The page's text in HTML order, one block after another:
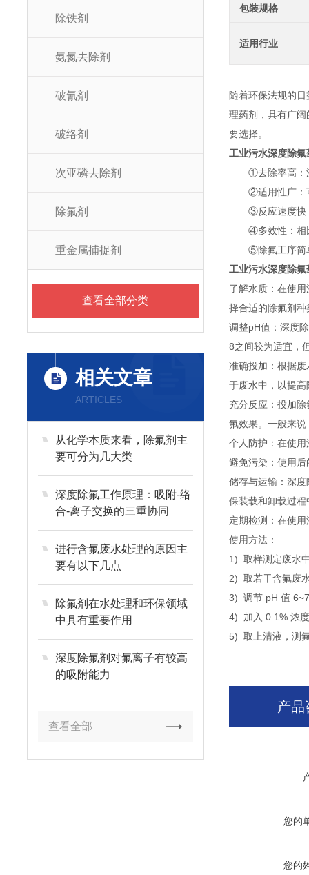
除铁剂
氨氮去除剂
破氰剂
破络剂
次亚磷去除剂
除氟剂
重金属捕捉剂
查看全部分类
相关文章
ARTICLES
从化学本质来看，除氟剂主
要可分为几大类
深度除氟工作原理：吸附-络
合-离子交换的三重协同
进行含氟废水处理的原因主
要有以下几点
除氟剂在水处理和环保领域
中具有重要作用
深度除氟剂对氟离子有较高
的吸附能力
查看全部
包装规格
适用行业
随着环保法规的
理药剂，具有广
要选择。
工业污水深度除氟
①去除率高：深
②适用性广：可
③反应速度快：
④多效性：相比
⑤除氟工序简单
工业污水深度除氟
了解水质：在使
择合适的除氟剂
调整pH值：深度
8之间较为适宜，
准确投加：根据
于废水中，以提
充分反应：投加
氟效果。一般来
个人防护：在使
避免污染：使用
储存与运输：深
保装载和卸载过
定期检测：在使
使用方法：
1) 取样测定废水
2) 取若干含氟废
3) 调节 pH 值
4) 加入 0.1% 浓
5) 取上清液，测
产品
您的
您的